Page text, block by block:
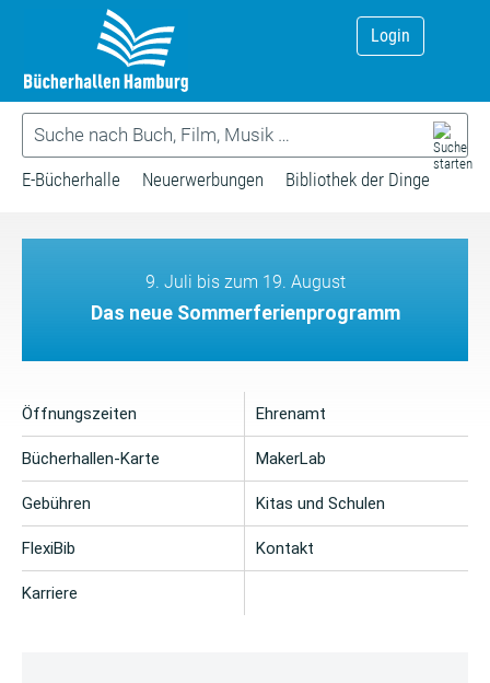
Login
E-Bücherhalle Neuerwerbungen Bibliothek der Dinge
9. Juli bis zum 19. August
Das neue Sommerferienprogramm
Öffnungszeiten
Bücherhallen-Karte
Gebühren
FlexiBib
Karriere
Ehrenamt
MakerLab
Kitas und Schulen
Kontakt